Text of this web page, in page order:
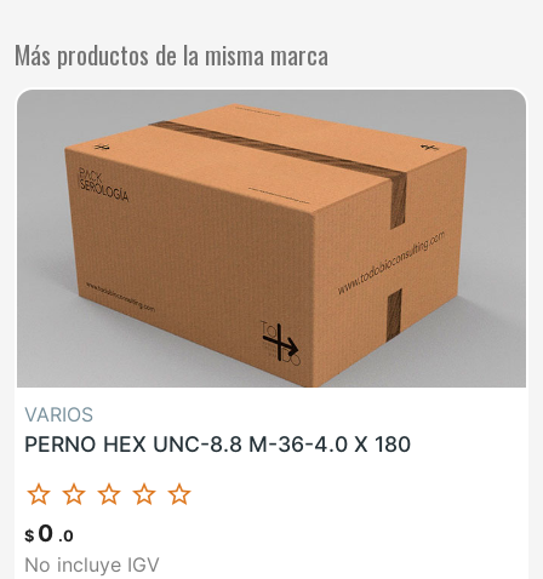
Más productos de la misma marca
VARIOS
PERNO HEX UNC-8.8 M-36-4.0 X 180
star_border star_border star_border star_border star_border
$ 0 .0
No incluye IGV